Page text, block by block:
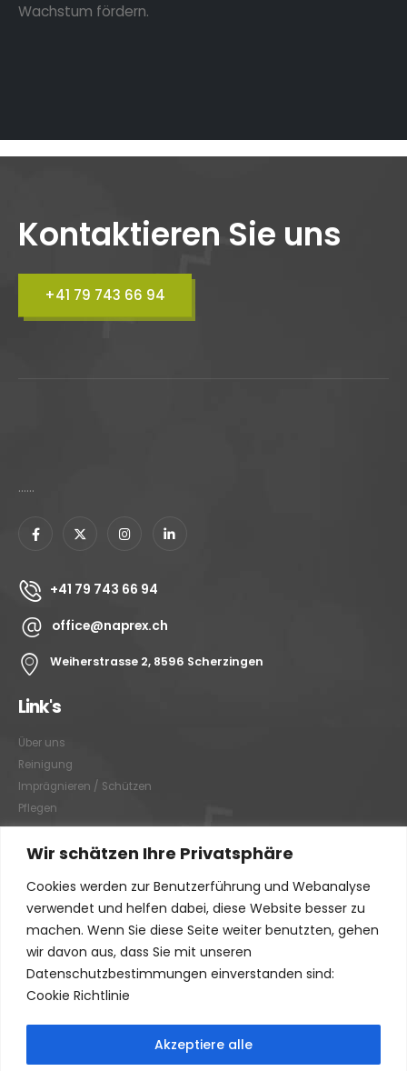
Wir schätzen Ihre Privatsphäre
Cookies werden zur Benutzerführung und Webanalyse
verwendet und helfen dabei, diese Website besser zu
machen. Wenn Sie diese Seite weiter benutzten, gehen
wir davon aus, dass Sie mit unseren
Datenschutzbestimmungen einverstanden sind:
Cookie Richtlinie
Akzeptiere alle
Wachstum fördern.
Kontaktieren Sie uns
+41 79 743 66 94
......
+41 79 743 66 94
office@naprex.ch
Weiherstrasse 2, 8596 Scherzingen
Link's
Über uns
Reinigung
Imprägnieren / Schützen
Pflegen
Link's
Graffitientfernung / Graffitischutz
Beratung
Vorher/Nachher
AGB
Impressum